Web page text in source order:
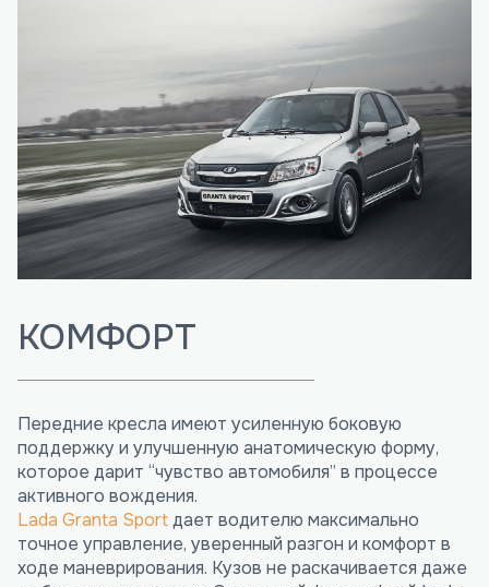
КОМФОРТ
Передние кресла имеют усиленную боковую
поддержку и улучшенную анатомическую форму,
которое дарит “чувство автомобиля” в процессе
активного вождения.
Lada Granta Sportдает водителю максимально
точное управление, уверенный разгон и комфорт в
ходе маневрирования. Кузов не раскачивается даже